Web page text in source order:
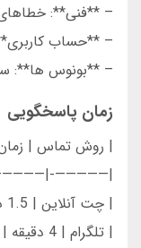
– **فنی**:
– **حساب
– **بونوس ها**:
زمان پاسخگویی
| روش تماس |
|——————|
| چت آنلاین | 1.5 دقیقه |
| تلگرام | 4 دقیقه |